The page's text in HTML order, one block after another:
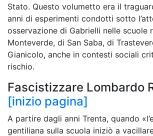
Stato. Questo volumetto era il
anni di esperimenti condotti sotto
osservazione di Gabrielli nelle scuole
Monteverde, di San Saba, di
Gianicolo, anche in contesti sociali
rischio.
Fascistizzare Lombardo
[inizio pagina]
A partire dagli anni Trenta, quando
gentiliana sulla scuola iniziò a